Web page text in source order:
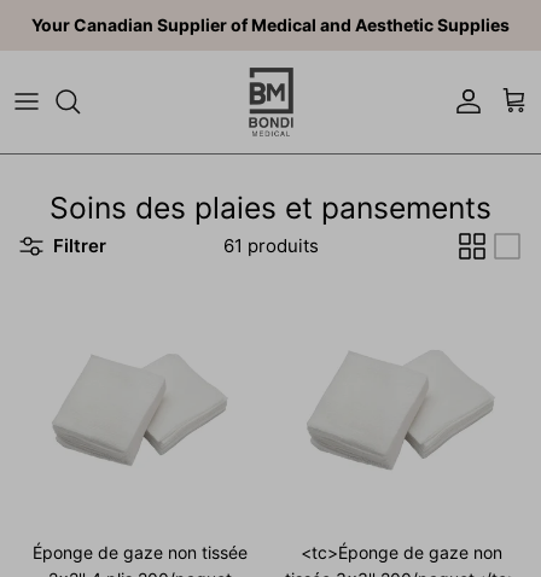
Aller au contenu
Your Canadian Supplier of Medical and Aesthetic Supplies
Compte
Soins des plaies et pansements
Filtrer 61 produits
Éponge de gaze non tissée
<tc>Éponge de gaze non